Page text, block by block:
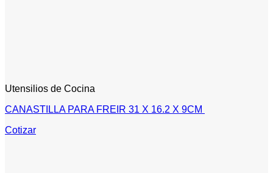
Utensilios de Cocina
CANASTILLA PARA FREIR 31 X 16.2 X 9CM
Cotizar